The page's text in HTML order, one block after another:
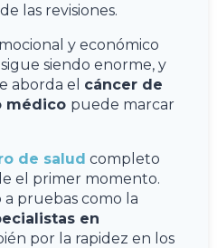
las revisiones.
y económico
siendo enorme, y
aborda el cáncer de
médico puede marcar
de salud completo
el primer momento.
a pruebas como la
en
por la rapidez en los